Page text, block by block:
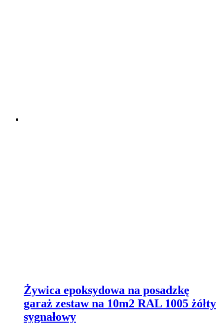
Żywica epoksydowa na posadzkę
garaż zestaw na 10m2 RAL 1005 żółty
sygnałowy